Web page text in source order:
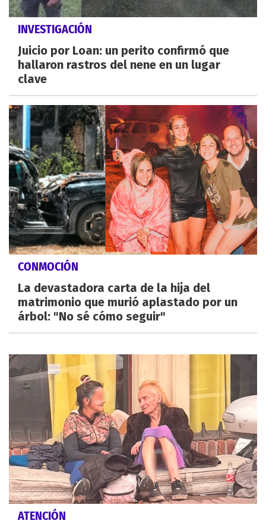
INVESTIGACIÓN
Juicio por Loan: un perito confirmó que
hallaron rastros del nene en un lugar
clave
CONMOCIÓN
La devastadora carta de la hija del
matrimonio que murió aplastado por un
árbol: "No sé cómo seguir"
ATENCIÓN